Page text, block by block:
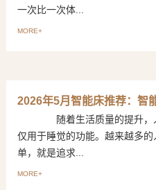
一次比一次体...
MORE+
2026年5月智能床推荐：智
随着生活质量的提升，人
仅用于睡觉的功能。越来越多
单，就是追求...
MORE+